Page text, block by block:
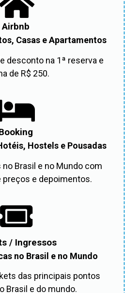
Airbnb
Casas e Apartamentos
desconto na 1ª reserva e
de R$ 250.
Hostels e Pousadas
Brasil e no Mundo com
preços e depoimentos.
/ Ingressos
no Brasil e no Mundo
das principais pontos
Brasil e do mundo.